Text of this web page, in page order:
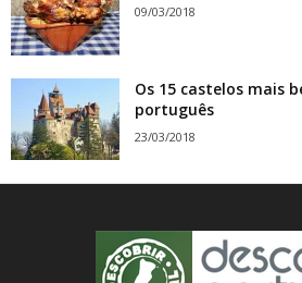
09/03/2018
Os 15 castelos mais
português
23/03/2018